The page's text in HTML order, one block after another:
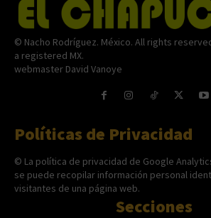
© Nacho Rodríguez. México. All rights
a registered MX.
webmaster David Vanoye
Políticas de Privacidad
© La política de privacidad de Google
se puede recopilar información personal
visitantes de una página web.
Secciones